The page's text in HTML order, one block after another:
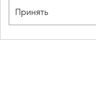
Принять